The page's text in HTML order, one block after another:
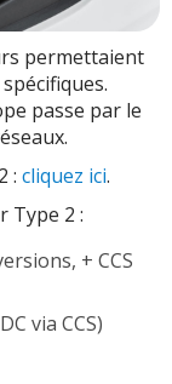
permettaient
passe par le
: cliquez ici.
Type 2 :
+ CCS
via CCS)